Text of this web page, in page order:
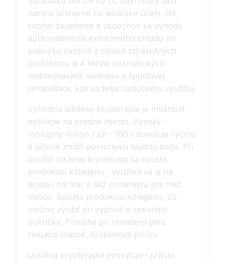
nástroj primárne na lekárske účely. Od
svojho zavedenia a úspechov sa výhody
aplikovatelnosti extrémneho chladu na
pokožku rozšírili z oblasti zdravotných
problémov aj k liečbe kozmetických
nedokonalostí, wellness a športovej
rehabilitácii, kde sa tešia rastúcemu využitiu.
Výhodou lokálnej kryoterapie je možnosť
aplikácie na presné miesto. Vysoký
výstupný výkon / až - 160 / dovoľuje rýchlo
a účinne znížiť povrchovú teplotu kože. Pri
použití lokálnej kryoterapii sa spúšťa
produkciu kolagénu , využíva sa aj na
terapiu na tvár a tiež pri terapiu pre rast
vlasov. Spúšťa produkciu kolagénu, čo
možno využiť pri vypnutí a spevnení
pokožky. Pomáha pri omladení pleti,
redukcii vrások, či stiahnutí pórov.
Lokálna kryoterapia poskytuje i prísun